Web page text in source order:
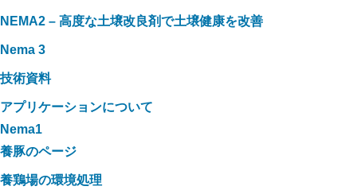
NEMA2 – 高度な土壌改良剤で土壌健康を改善
Nema 3
技術資料
アプリケーションについて
Nema1
養豚のページ
養鶏場の環境処理